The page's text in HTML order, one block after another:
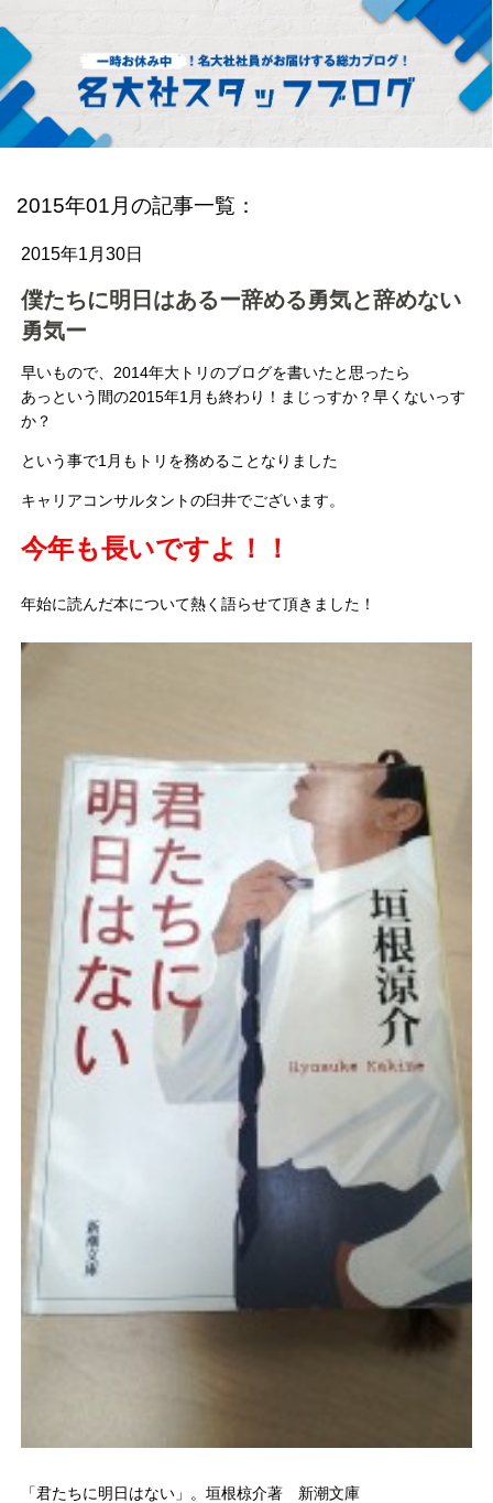
2015年01月の記事一覧：
2015年1月30日
僕たちに明日はあるー辞める勇気と辞めない
勇気ー
早いもので、2014年大トリのブログを書いたと思ったら
あっという間の2015年1月も終わり！まじっすか？早くないっす
か？
という事で1月もトリを務めることなりました
キャリアコンサルタントの臼井でございます。
今年も長いですよ！！
年始に読んだ本について熱く語らせて頂きました！
「君たちに明日はない」。垣根椋介著 新潮文庫